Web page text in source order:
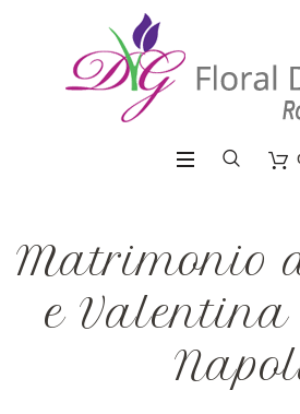
Matrimonio
e Valentina